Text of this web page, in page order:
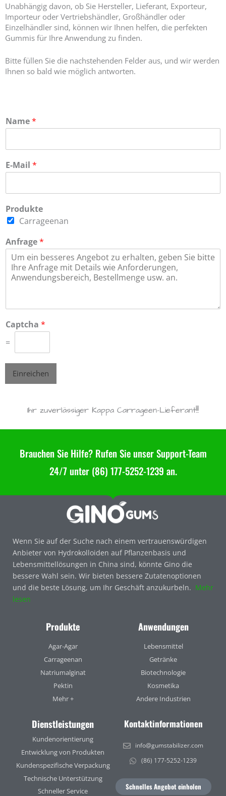
Unabhängig davon, ob Sie Hersteller, Lieferant, Exporteur,
Importeur oder Vertriebshändler, Großhändler oder
Einzelhändler sind, können wir Ihnen helfen, die perfekten
Gummis für Ihre Anwendung zu finden.
Bitte füllen Sie die nachstehenden Felder aus, und wir werden
Ihnen so bald wie möglich antworten.
Name*
E-Mail *
Produkte
Carrageenan
Anfrage*
Captcha *
=
Einreichen
Ihr zuverlässiger Kappa Carrageen-Lieferant!!!
Brauchen Sie Hilfe? Rufen Sie unser Support-Team
24/7 unter (86) 177-5252-1239 an.
Wenn Sie auf der Suche nach einem vertrauenswürdigen
Anbieter von Hydrokolloiden auf Pflanzenbasis und
Lebensmittellösungen in China sind, könnte Gino die
bessere Wahl sein. Wir bieten bessere Zutatenoptionen
und die beste Lösung, um Ihr Geschäft anzukurbeln. Mehr
lesen
Produkte
Agar-Agar
Carrageenan
Natriumalginat
Pektin
Mehr +
Anwendungen
Lebensmittel
Getränke
Biotechnologie
Kosmetika
Andere Industrien
Dienstleistungen
Kundenorientierung
Entwicklung von Produkten
Kundenspezifische Verpackung
Technische Unterstützung
Schneller Service
Kontaktinformationen
info@gumstabilizer.com
(86) 177-5252-1239
Schnelles Angebot einholen